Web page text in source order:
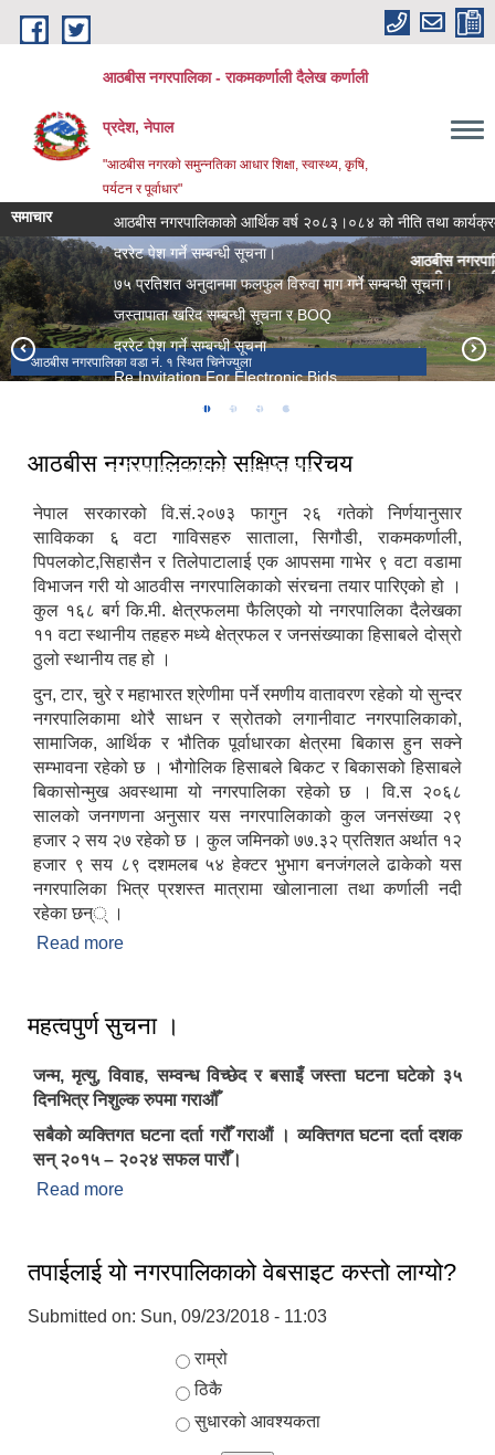
Skip to main content
आठबीस नगरपालिका - राकमकर्णाली दैलेख कर्णाली
प्रदेश, नेपाल
"आठबीस नगरकाे समुन्नतिका आधार शिक्षा, स्वास्थ्य, कृषि,
पर्यटन र पूर्वाधार"
समाचार
आठबीस नगरपालिकाको आर्थिक वर्ष २०८३।०८४ को नीति तथा कार्यक्रम
दररेट पेश गर्ने सम्बन्धी सूचना।
७५ प्रतिशत अनुदानमा फलफुल विरुवा माग गर्ने सम्बन्धी सूचना।
जस्तापाता खरिद सम्बन्धी सूचना र BOQ
दररेट पेश गर्ने सम्बन्धी सूचना
Re Invitation For Electronic Bids
रिक्त पदमा स्थायी शिक्षक सरुवा सरुवा सम्बन्धी सूचना।
स्वीकृत संगठन संरचना, दरबन्दी तेरिज
रिक्त पदमा स्थायी शिक्षक सरुवा सम्बन्धी सूचना।
आठबीस नगरपालिकाको आर्थिक
आठबीस नगरपालिकाको आर्थिक
आठबीस नगरपालिका वडा नं. १ स्थित चिनेज्युला
आठबीस नगरपालिका वडा नं ९ स्थित बयालढुंगा डाडा अर्थात आ न पा को अग्लाे डाडा
आठविस नगरपाालिका वडा नं. ४ स्थित १५ शैया अस्पतालको निर्माणाधिन भवन ।।।
आठबीस नगरपालिकाकाे स‌क्षिप्त परिचय
नेपाल सरकारको वि.सं.२०७३ फागुन २६ गतेको निर्णयानुसार
साविकका ६ वटा गाविसहरु साताला, सिगौडी, राकमकर्णाली,
पिपलकोट,सिहासैन र तिलेपाटालाई एक आपसमा गाभेर ९ वटा वडामा
विभाजन गरी यो आठवीस नगरपालिकाको संरचना तयार पारिएको हो ।
कुल १६८ बर्ग कि.मी. क्षेत्रफलमा फैलिएको यो नगरपालिका दैलेखका
११ वटा स्थानीय तहहरु मध्ये क्षेत्रफल र जनसंख्याका हिसाबले दोस्रो
ठुलो स्थानीय तह हो ।
दुन, टार, चुरे र महाभारत श्रेणीमा पर्ने रमणीय वातावरण रहेको यो सुन्दर
नगरपालिकामा थोरै साधन र स्रोतको लगानीवाट नगरपालिकाको,
सामाजिक, आर्थिक र भौतिक पूर्वाधारका क्षेत्रमा बिकास हुन सक्ने
सम्भावना रहेको छ । भौगोलिक हिसाबले बिकट र बिकासको हिसाबले
बिकासोन्मुख अवस्थामा यो नगरपालिका रहेको छ । वि.स २०६८
सालको जनगणना अनुसार यस नगरपालिकाको कुल जनसंख्या २९
हजार २ सय २७ रहेको छ । कुल जमिनको ७७.३२ प्रतिशत अर्थात १२
हजार ९ सय ८९ दशमलब ५४ हेक्टर भुभाग बनजंगलले ढाकेको यस
नगरपालिका भित्र प्रशस्त मात्रामा खोलानाला तथा कर्णाली नदी
रहेका छन्् ।
Read more
महत्वपुर्ण सुचना ।
जन्म, मृत्यु, विवाह, सम्वन्ध विच्छेद र बसाइँ जस्ता घटना घटेको ३५
दिनभित्र निशुल्क रुपमा गराऔँ
सबैको व्यक्तिगत घटना दर्ता गरौँ गराऔं । व्यक्तिगत घटना दर्ता दशक
सन् २०१५ – २०२४ सफल पारौँ।
Read more
तपाईलाई यो नगरपालिकाको वेबसाइट कस्तो लाग्यो?
Submitted on: Sun, 09/23/2018 - 11:03
Choices
राम्रो
ठिकै
सुधारको आवश्यकता